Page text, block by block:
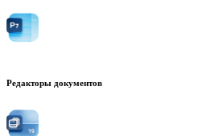
Редакторы документов